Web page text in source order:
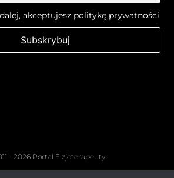
akceptujesz politykę prywatności
- 2026 Portal Fizjoterapeuty